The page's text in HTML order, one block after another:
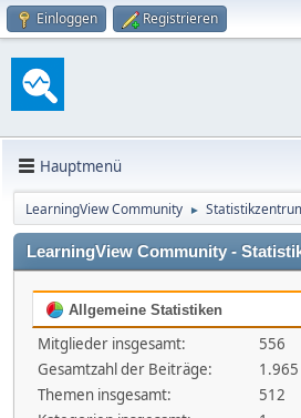
Einloggen Registrieren
Hauptmenü
LearningView Community ►
LearningView Community -
Allgemeine Statistiken
Mitglieder insgesamt:
556
Gesamtzahl der Beiträge:
1.965
Themen insgesamt:
512